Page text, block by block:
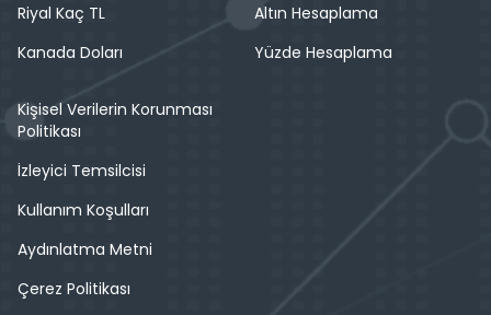
Riyal Kaç TL
Kanada Doları
Altın Hesaplama
Yüzde Hesaplama
Kişisel Verilerin Korunması
Politikası
İzleyici Temsilcisi
Kullanım Koşulları
Aydınlatma Metni
Çerez Politikası